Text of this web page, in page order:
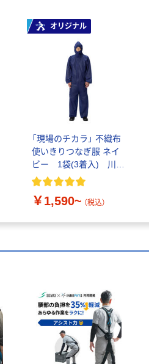
オリジナル
「現場のチカラ」 不織布
使いきりつなぎ服 ネイ
ビー 1袋(3着入) 川西
工業
￥1,590~ （税込）